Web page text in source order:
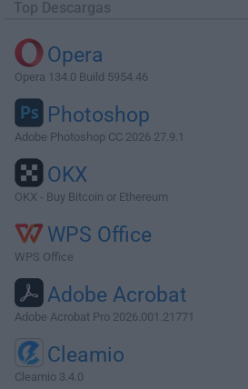
Top Descargas
Opera
Opera 134.0 Build 5954.46
Photoshop
Adobe Photoshop CC 2026 27.9.1
OKX
OKX - Buy Bitcoin or Ethereum
WPS Office
WPS Office
Adobe Acrobat
Adobe Acrobat Pro 2026.001.21771
Cleamio
Cleamio 3.4.0